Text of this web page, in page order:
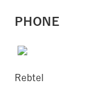
PHONE
Rebtel